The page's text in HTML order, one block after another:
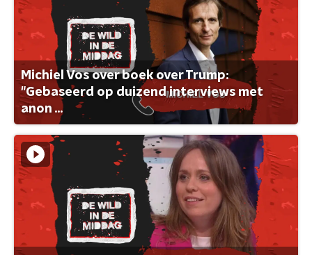
Michiel Vos over boek over Trump:
"Gebaseerd op duizend interviews met
anon ...